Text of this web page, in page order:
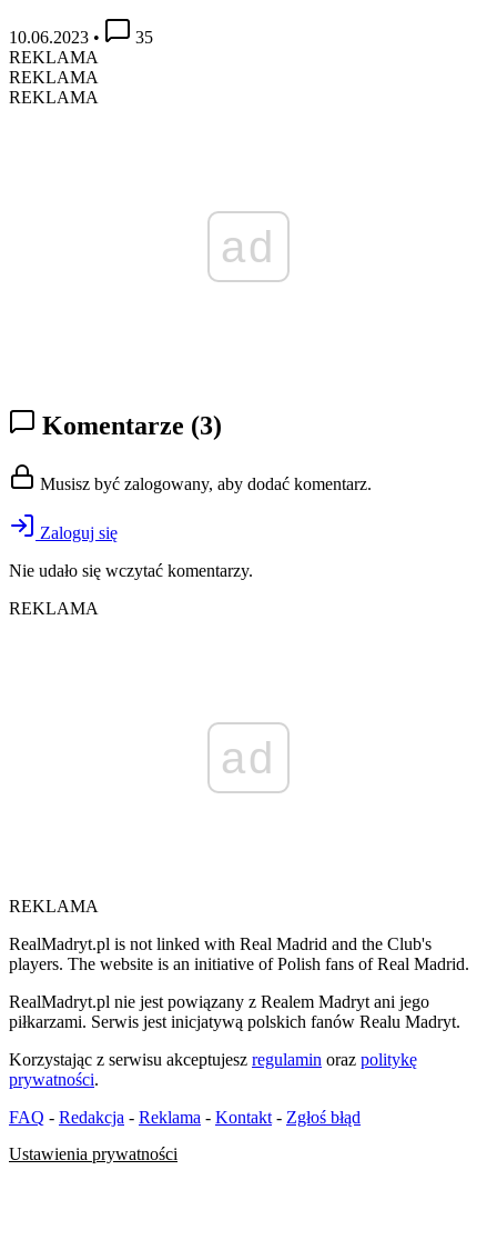
10.06.2023 •
35
REKLAMA
REKLAMA
REKLAMA
ad
Komentarze (3)
Musisz być zalogowany, aby dodać komentarz.
Zaloguj się
Nie udało się wczytać komentarzy.
REKLAMA
ad
REKLAMA
RealMadryt.pl is not linked with Real Madrid and the Club's
players. The website is an initiative of Polish fans of Real Madrid.
RealMadryt.pl nie jest powiązany z Realem Madryt ani jego
piłkarzami. Serwis jest inicjatywą polskich fanów Realu Madryt.
Korzystając z serwisu akceptujesz regulamin oraz politykę
prywatności.
FAQ - Redakcja - Reklama - Kontakt - Zgłoś błąd
Ustawienia prywatności